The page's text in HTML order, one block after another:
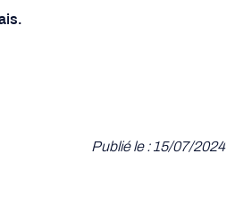
Publié le : 15/07/2024